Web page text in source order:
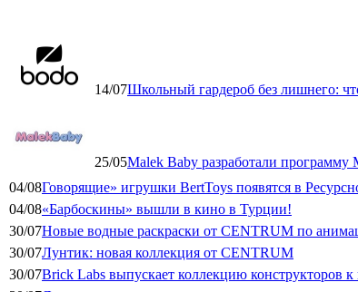
14/07Школьный гардероб без лишнего:
25/05Malek Baby разработали программу
04/08Говорящие» игрушки BertToys появятся в
04/08«Барбоскины» вышли в кино в Турции!
30/07Новые водные раскраски от CENTRUM по
30/07Лунтик: новая коллекция от CENTRUM
30/07Brick Labs выпускает коллекцию конструкторов